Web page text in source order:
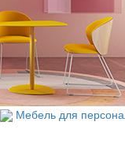
Мебель для